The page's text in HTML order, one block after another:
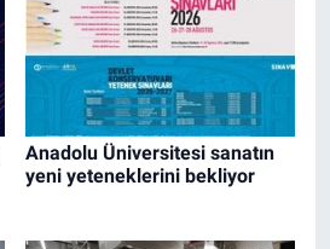
Anadolu Üniversitesi sanatın
yeni yeteneklerini bekliyor